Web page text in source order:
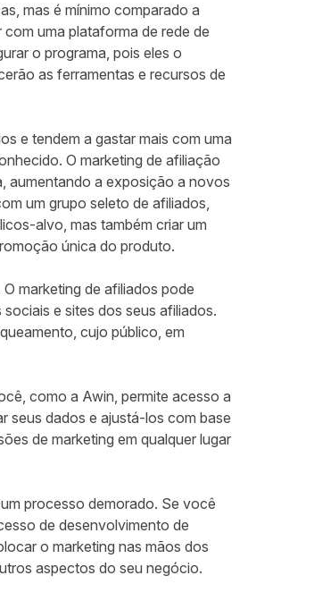
mas é mínimo comparado a
uma plataforma de rede de
o programa, pois eles o
as ferramentas e recursos de
e tendem a gastar mais com uma
O marketing de afiliação
aumentando a exposição a novos
um grupo seleto de afiliados,
alvo, mas também criar um
única do produto.
marketing de afiliados pode
e sites dos seus afiliados.
cujo público, em
como a Awin, permite acesso a
seus dados e ajustá-los com base
de marketing em qualquer lugar
processo demorado. Se você
de desenvolvimento de
o marketing nas mãos dos
aspectos do seu negócio.